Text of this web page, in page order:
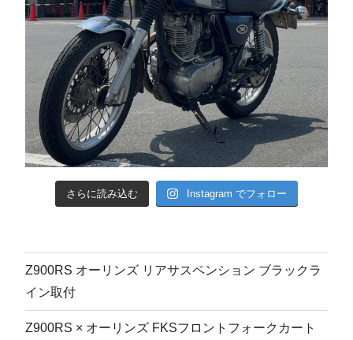
さらに読み込む Instagram でフォロー
Z900RS オーリンズ リアサスペンション ブラックラ
イン取付
Z900RS × オーリンズ FKSフロントフォークカート